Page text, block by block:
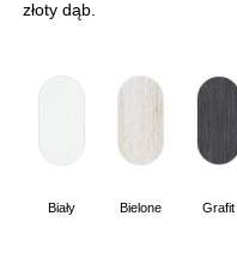
złoty dąb.
Biały Bielone Grafit